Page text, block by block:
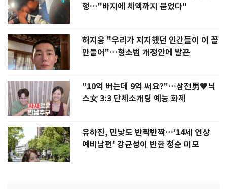
행…"바지에 체액까지 묻었다"
허지웅 "우리가 지지했던 인간들이 이 꼴
만들어"…형소법 개정안에 발끈
"10억 버는데 9억 써요?"…삼전男♥닉
스女 3:3 단체소개팅 예능 화제
유하진, 민낯도 반짝반짝…'14세 연상
예비남편' 강균성이 반한 청순 미모